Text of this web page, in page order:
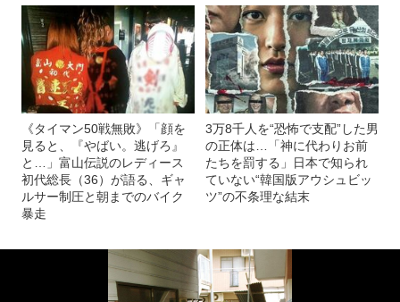
《タイマン50戦無敗》「顔を
見ると、『やばい。逃げろ』
と…」富山伝説のレディース
初代総長（36）が語る、ギャ
ルサー制圧と朝までのバイク
暴走
3万8千人を“恐怖で支配”した男
の正体は…「神に代わりお前
たちを罰する」日本で知られ
ていない“韓国版アウシュビッ
ツ”の不条理な結末